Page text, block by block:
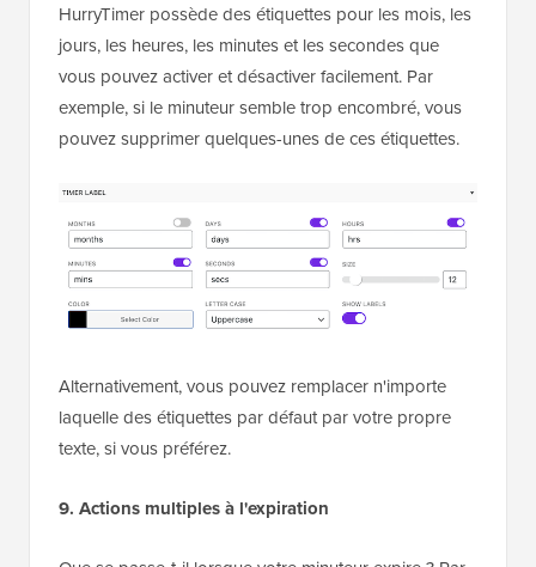
HurryTimer possède des étiquettes pour les mois, les
jours, les heures, les minutes et les secondes que
vous pouvez activer et désactiver facilement. Par
exemple, si le minuteur semble trop encombré, vous
pouvez supprimer quelques-unes de ces étiquettes.
Alternativement, vous pouvez remplacer n'importe
laquelle des étiquettes par défaut par votre propre
texte, si vous préférez.
9. Actions multiples à l'expiration